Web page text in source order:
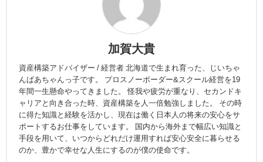
加賀大貴
資産構築アドバイザー / 経営者 北海道で生まれ育った、じいちゃ
んばあちゃんっ子です。 プロスノーボーダー&スクール経営を19
年間一生懸命やってきました。 怪我や疲労が重なり、セカンドキ
ャリアと向き合った時、資産構築を人一倍勉強しました。 その時
に得た知識と経験を活かし、現在は働く日本人の将来の安心をサ
ポートするお仕事をしています。 国内から海外まで幅広い知識と
手段を用いて、いつからどれだけ運用すれば安心安全に暮らせる
のか、豊かで幸せな人生にするのが僕の使命です。